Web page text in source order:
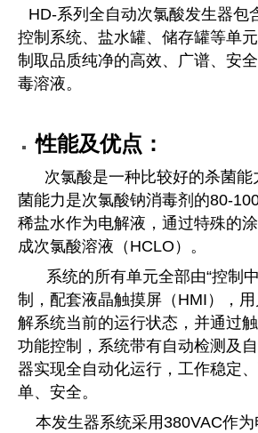
HD-系列全自动次氯酸发生器包
控制系统、盐水罐、储存罐等单
制取品质纯净的高效、广谱、安
毒溶液。
性能及优点：
次氯酸是一种比较好的杀菌
菌能力是次氯酸钠消毒剂的80-
稀盐水作为电解液，通过特殊的
成次氯酸溶液（ HCLO ）。
系统的所有单元全部由“控制
制，配套液晶触摸屏（ HMI ），
解系统当前的运行状态，并通过
功能控制，系统带有自动检测及
器实现全自动化运行，工作稳定
单、安全。
本发生器系统采用380VAC作为